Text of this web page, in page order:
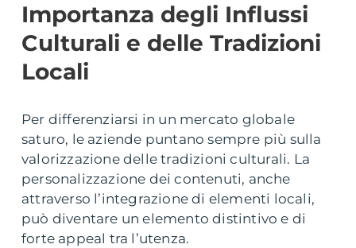
Importanza degli Influssi
Culturali e delle Tradizioni
Locali
Per differenziarsi in un mercato globale
saturo, le aziende puntano sempre più sulla
valorizzazione delle tradizioni culturali. La
personalizzazione dei contenuti, anche
attraverso l’integrazione di elementi locali,
può diventare un elemento distintivo e di
forte appeal tra l’utenza.